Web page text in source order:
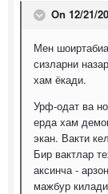
On 12/21/
Мен
сизларни
хам ёкади.
Урф-одат ва
ерда хам
экан. Вакти
Бир вактлар
аксинча -
мажбур